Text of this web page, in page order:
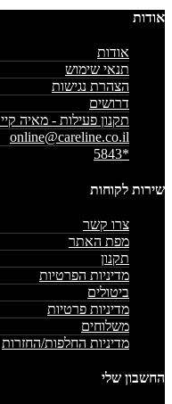
אודות
אודות
תנאי שימוש
הצהרת נגישות
דרושים
תקנון פעילות - מאיה קיי X קרליין
online@careline.co.il
*5843
שירות לקוחות
צרו קשר
מפת האתר
תקנון
מדיניות הפרטיות
ביטולים
מדיניות פרטיות
משלוחים
מדיניות החלפות/החזרות
החשבון שלי